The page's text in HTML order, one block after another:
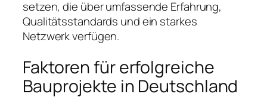
setzen, die über umfassende Erfahrung,
Qualitätsstandards und ein starkes
Netzwerk verfügen.
Faktoren für erfolgreiche
Bauprojekte in Deutschland